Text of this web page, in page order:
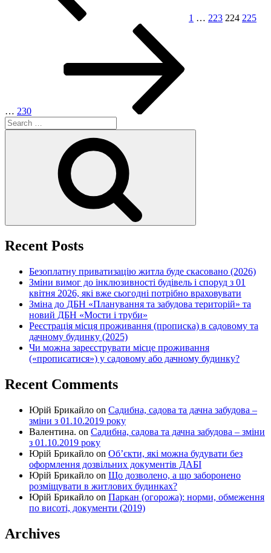
1 … 223 224 225
… 230
Search
for:
Recent Posts
Безоплатну приватизацію житла буде скасовано (2026)
Зміни вимог до інклюзивності будівель і споруд з 01
квітня 2026, які вже сьогодні потрібно враховувати
Зміна до ДБН «Планування та забудова територій» та
новий ДБН «Мости і труби»
Реєстрація місця проживання (прописка) в садовому та
дачному будинку (2025)
Чи можна зареєструвати місце проживання
(«прописатися») у садовому або дачному будинку?
Recent Comments
Юрій Брикайло on Садибна, садова та дачна забудова –
зміни з 01.10.2019 року
Валентина. on Садибна, садова та дачна забудова – зміни
з 01.10.2019 року
Юрій Брикайло on Об’єкти, які можна будувати без
оформлення дозвільних документів ДАБІ
Юрій Брикайло on Що дозволено, а що заборонено
розміщувати в житлових будинках?
Юрій Брикайло on Паркан (огорожа): норми, обмеження
по висоті, документи (2019)
Archives